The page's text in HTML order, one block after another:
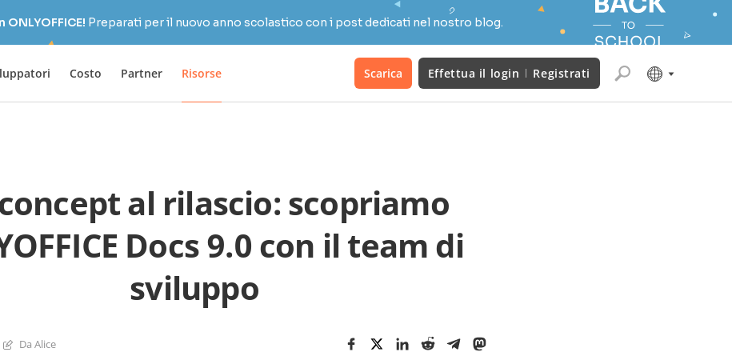
Preparati per il nuovo anno scolastico con i post dedicati nel nostro blog.
Costo Partner Risorse Scarica Effettua il login Registrati
al rilascio: scopriamo
Docs 9.0 con il team di
sviluppo
Da Alice